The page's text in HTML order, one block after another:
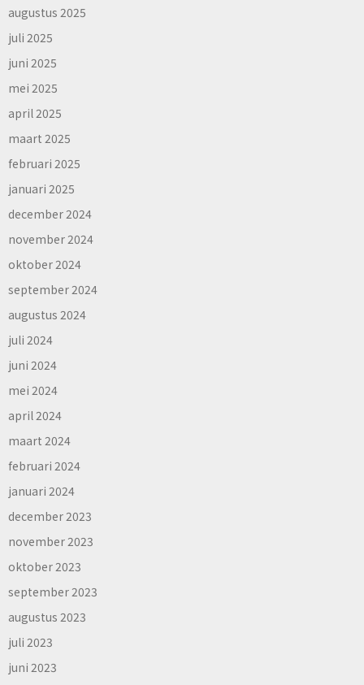
augustus 2025
juli 2025
juni 2025
mei 2025
april 2025
maart 2025
februari 2025
januari 2025
december 2024
november 2024
oktober 2024
september 2024
augustus 2024
juli 2024
juni 2024
mei 2024
april 2024
maart 2024
februari 2024
januari 2024
december 2023
november 2023
oktober 2023
september 2023
augustus 2023
juli 2023
juni 2023